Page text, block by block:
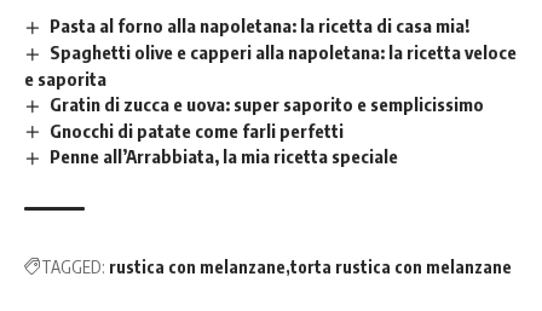
Pasta al forno alla napoletana: la ricetta di casa mia!
Spaghetti olive e capperi alla napoletana: la ricetta veloce
e saporita
Gratin di zucca e uova: super saporito e semplicissimo
Gnocchi di patate come farli perfetti
Penne all’Arrabbiata, la mia ricetta speciale
TAGGED: rustica con melanzane torta rustica con melanzane